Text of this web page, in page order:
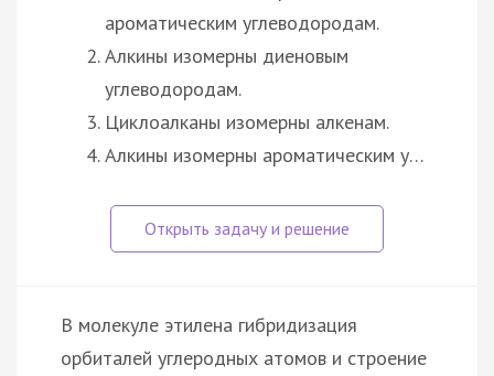
ароматическим углеводородам.
Алкины изомерны диеновым
углеводородам.
Циклоалканы изомерны алкенам.
Алкины изомерны ароматическим у…
В молекуле этилена гибридизация
орбиталей углеродных атомов и строение